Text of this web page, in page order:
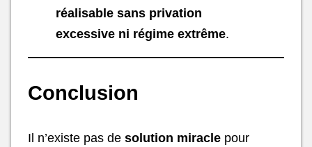
réalisable sans privation
excessive ni régime extrême.
Conclusion
Il n’existe pas de solution miracle pour